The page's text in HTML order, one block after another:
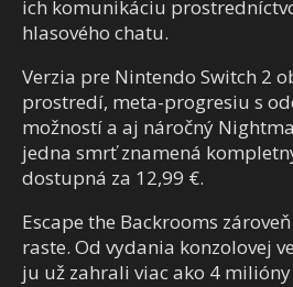
ich komunikáciu
hlasového chatu.
Verzia pre Nintendo Switch 2
prostredí, meta-progresiu s
možností a aj náročný
jedna smrť znamená
dostupná za 12,99 €.
Escape the Backrooms
raste. Od vydania konzolovej
ju už zahrali viac ako 4